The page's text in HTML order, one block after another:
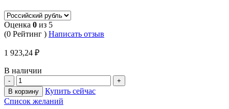
Оценка 0 из 5
(0 Рейтинг ) Написать отзыв
1 923,24 ₽
В наличии
В корзину
Купить сейчас
Список желаний